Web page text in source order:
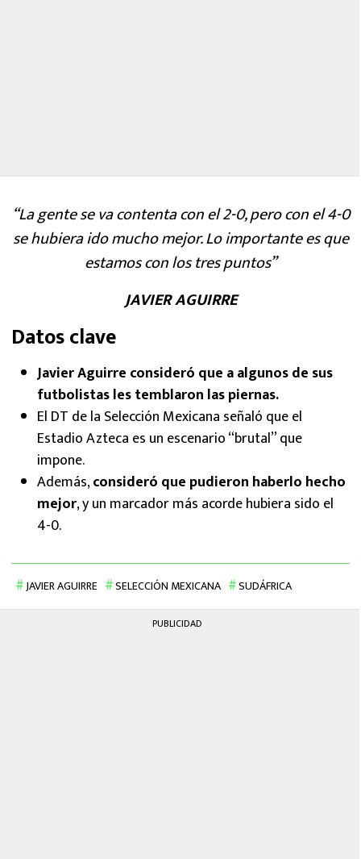
“La gente se va contenta con el 2-0, pero con el 4-0
se hubiera ido mucho mejor. Lo importante es que
estamos con los tres puntos”
JAVIER AGUIRRE
Datos clave
Javier Aguirre consideró que a algunos de sus
futbolistas les temblaron las piernas.
El DT de la Selección Mexicana señaló que el
Estadio Azteca es un escenario “brutal” que
impone.
Además,consideró que pudieron haberlo hecho
mejor, y un marcador más acorde hubiera sido el
4-0.
JAVIER AGUIRRE SELECCIÓN MEXICANA SUDÁFRICA
PUBLICIDAD